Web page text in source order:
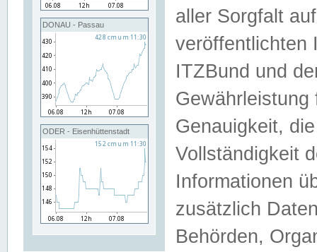
DONAU - Passau
ODER - Eisenhüttenstadt
aller Sorgfalt
veröffentlichten
ITZBund und
Genauigkeit,
Vollständigkeit
Informationen
zusätzlich
Behörden,